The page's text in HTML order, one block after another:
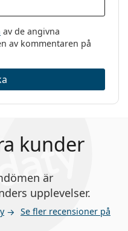
av de angivna
av kommentaren på
kunder
är
upplevelser.
Se fler recensioner på